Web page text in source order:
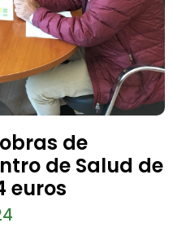
de
de Salud de
euros